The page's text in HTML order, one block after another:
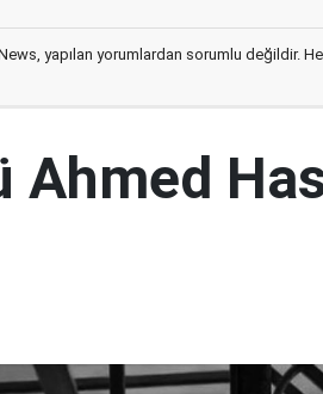
yapılan yorumlardan sorumlu değildir.
Ahmed